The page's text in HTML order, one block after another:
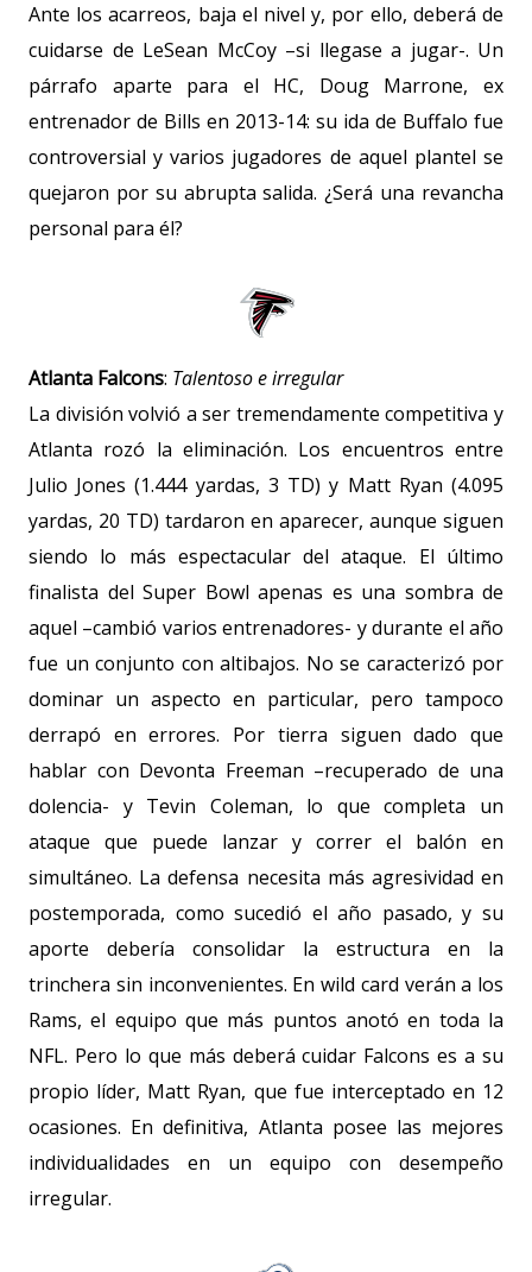
Ante los acarreos, baja el nivel y, por ello, deberá de
cuidarse de LeSean McCoy –si llegase a jugar-. Un
párrafo aparte para el HC, Doug Marrone, ex
entrenador de Bills en 2013-14: su ida de Buffalo fue
controversial y varios jugadores de aquel plantel se
quejaron por su abrupta salida. ¿Será una revancha
personal para él?
Atlanta Falcons: Talentoso e irregular
La división volvió a ser tremendamente competitiva y
Atlanta rozó la eliminación. Los encuentros entre
Julio Jones (1.444 yardas, 3 TD) y Matt Ryan (4.095
yardas, 20 TD) tardaron en aparecer, aunque siguen
siendo lo más espectacular del ataque. El último
finalista del Super Bowl apenas es una sombra de
aquel –cambió varios entrenadores- y durante el año
fue un conjunto con altibajos. No se caracterizó por
dominar un aspecto en particular, pero tampoco
derrapó en errores. Por tierra siguen dado que
hablar con Devonta Freeman –recuperado de una
dolencia- y Tevin Coleman, lo que completa un
ataque que puede lanzar y correr el balón en
simultáneo. La defensa necesita más agresividad en
postemporada, como sucedió el año pasado, y su
aporte debería consolidar la estructura en la
trinchera sin inconvenientes. En wild card verán a los
Rams, el equipo que más puntos anotó en toda la
NFL. Pero lo que más deberá cuidar Falcons es a su
propio líder, Matt Ryan, que fue interceptado en 12
ocasiones. En definitiva, Atlanta posee las mejores
individualidades en un equipo con desempeño
irregular.